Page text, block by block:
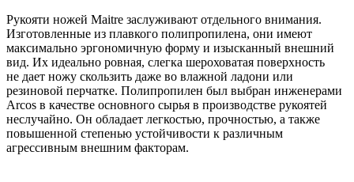
Рукояти ножей Maitre заслуживают отдельного внимания.
Изготовленные из плавкого полипропилена, они имеют
максимально эргономичную форму и изысканный внешний
вид. Их идеально ровная, слегка шероховатая поверхность
не дает ножу скользить даже во влажной ладони или
резиновой перчатке. Полипропилен был выбран инженерами
Arcos в качестве основного сырья в производстве рукоятей
неслучайно. Он обладает легкостью, прочностью, а также
повышенной степенью устойчивости к различным
агрессивным внешним факторам.